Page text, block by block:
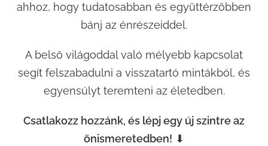
ahhoz, hogy tudatosabban és együttérzőbben
bánj az énrészeiddel.
A belső világoddal való mélyebb kapcsolat
segít felszabadulni a visszatartó mintákból, és
egyensúlyt teremteni az életedben.
Csatlakozz hozzánk, és lépj egy új szintre az
önismeretedben! ⬇